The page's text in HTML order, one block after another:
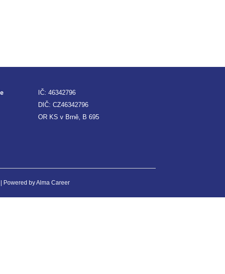
IČ: 46342796
DIČ: CZ46342796
OR KS v Brně, B 695
Powered byAlma Career